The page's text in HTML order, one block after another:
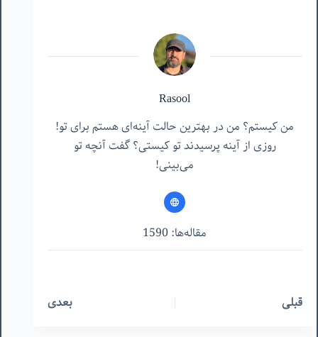
Rasool
من کیستم؟ من در بهترین حالت آینه‌ای هستم برای تو!
روزی از آینه پرسیدند تو کیستی؟ گفت آنچه تو
می‌بینی!
مقاله‌ها: 1590
قبلی بعدی